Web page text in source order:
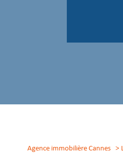
Agence immobilière Cannes